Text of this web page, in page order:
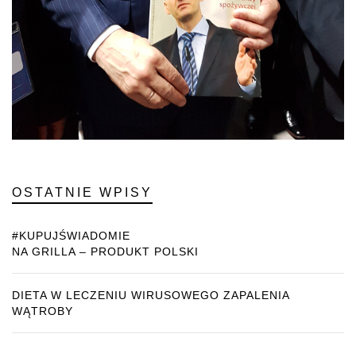
OSTATNIE WPISY
#KUPUJŚWIADOMIE
NA GRILLA – PRODUKT POLSKI
DIETA W LECZENIU WIRUSOWEGO ZAPALENIA
WĄTROBY